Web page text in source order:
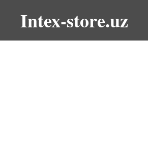
Intex-store.uz